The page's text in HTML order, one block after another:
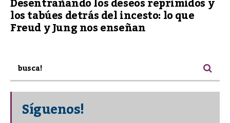
los tabúes detrás del incesto: lo que
Freud y Jung nos enseñan
Síguenos!